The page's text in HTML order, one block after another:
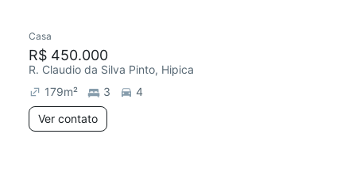
Casa
R$ 450.000
R. Claudio da Silva Pinto, Hipica
179m² 3
4
Ver contato